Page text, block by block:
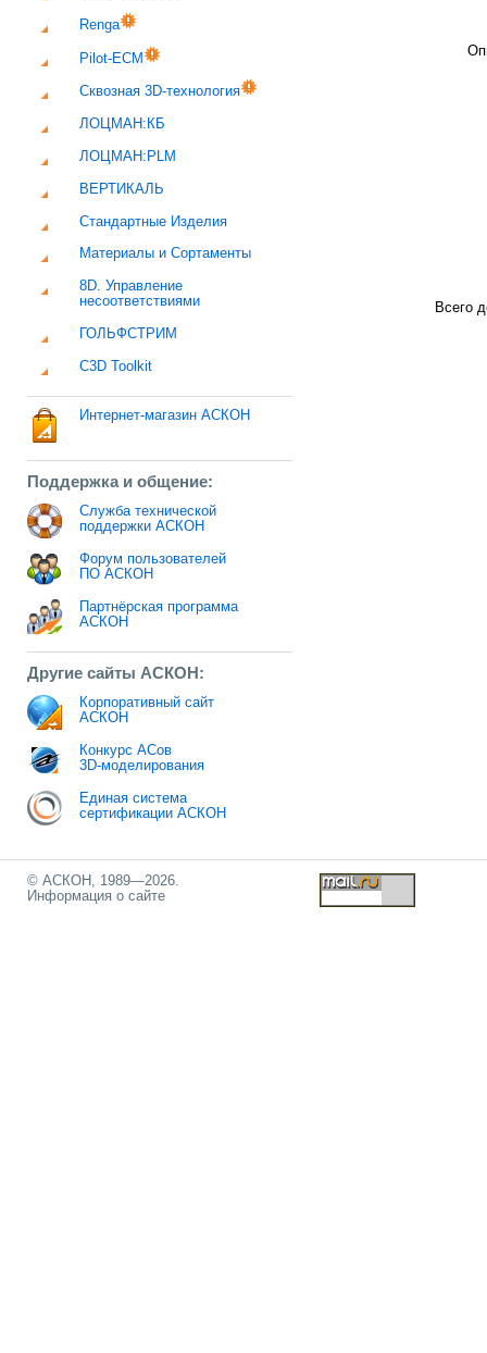
Renga
Pilot-ECM
Сквозная 3D-технология
ЛОЦМАН:КБ
ЛОЦМАН:PLM
ВЕРТИКАЛЬ
Стандартные Изделия
Материалы и Сортаменты
8D. Управление
несоответствиями
ГОЛЬФСТРИМ
C3D Toolkit
Интернет-магазин АСКОН
Поддержка и общение:
Служба технической
поддержки АСКОН
Форум пользователей
ПО АСКОН
Партнёрская программа
АСКОН
Другие сайты АСКОН:
Корпоративный сайт
АСКОН
Конкурс АСов
3D-моделирования
Единая система
сертификации АСКОН
Всего
© АСКОН, 1989—2026.
Информация о сайте